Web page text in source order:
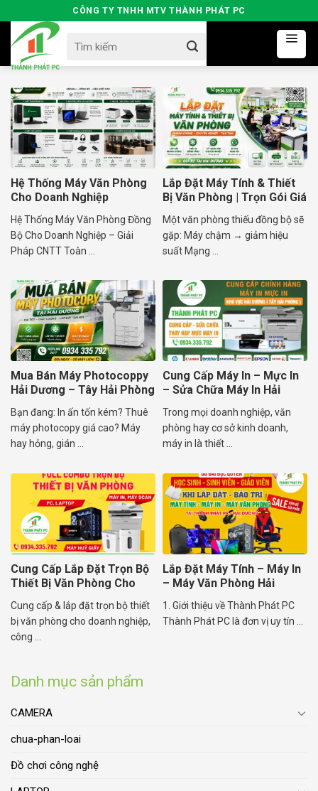
to
content
CÔNG TY TNHH MTV THÀNH PHÁT PC
for:
Danh mục sản phẩm
CAMERA
chua-phan-loai
Đồ chơi công nghệ
Hệ Thống Máy Văn Phòng
Cho Doanh Nghiệp
Hệ Thống Máy Văn Phòng Đồng
Bộ Cho Doanh Nghiệp – Giải
Pháp CNTT Toàn ...
Lắp Đặt Máy Tính & Thiết
Bị Văn Phòng | Trọn Gói Giá
Một văn phòng thiếu đồng bộ sẽ
gặp: Máy chậm → giảm hiệu
suất Mạng ...
Mua Bán Máy Photocoppy
Hải Dương – Tây Hải Phòng
Bạn đang: In ấn tốn kém? Thuê
máy photocopy giá cao? Máy
hay hỏng, gián ...
Cung Cấp Máy In – Mực In
– Sửa Chữa Máy In Hải
Trong mọi doanh nghiệp, văn
phòng hay cơ sở kinh doanh,
máy in là thiết ...
Cung Cấp Lắp Đặt Trọn Bộ
Thiết Bị Văn Phòng Cho
Doanh Nghiệp
Cung cấp & lắp đặt trọn bộ thiết
bị văn phòng cho doanh nghiệp,
công ...
Lắp Đặt Máy Tính – Máy In
– Máy Văn Phòng Hải
1. Giới thiệu về Thành Phát PC
Thành Phát PC là đơn vị uy tín ...